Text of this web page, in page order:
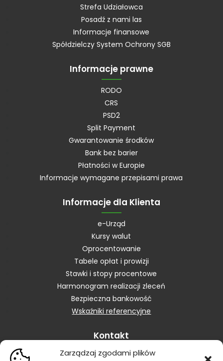
Zarządzaj zgodami plików
Strefa Udziałowca
Posadź z nami las
Informacje finansowe
Spółdzielczy System Ochrony SGB
Informacje prawne
RODO
CRS
PSD2
Split Payment
Gwarantowanie środków
Bank bez barier
Płatności w Europie
Informacje wymagane przepisami prawa
Informacje dla Klienta
e-Urząd
Kursy walut
Oprocentowanie
Tabele opłat i prowizji
Stawki i stopy procentowe
Harmonogram realizacji zleceń
Bezpieczna bankowość
Wskaźniki referencyjne
Kontakt
Skontaktuj się z Bankiem